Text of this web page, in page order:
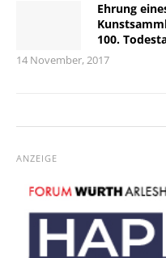
Ehrung
100.
14 November, 2017
ANZEIGE